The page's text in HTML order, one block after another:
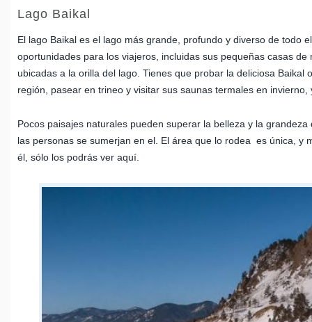
Lago Baikal
El lago Baikal es el lago más grande, profundo y diverso de todo
oportunidades para los viajeros, incluidas sus pequeñas casas
ubicadas a la orilla del lago. Tienes que probar la deliciosa Baikal
región, pasear en trineo y visitar sus saunas termales en
Pocos paisajes naturales pueden superar la belleza y la
las personas se sumerjan en el. El área que lo rodea es única, y
él, sólo los podrás ver aquí.